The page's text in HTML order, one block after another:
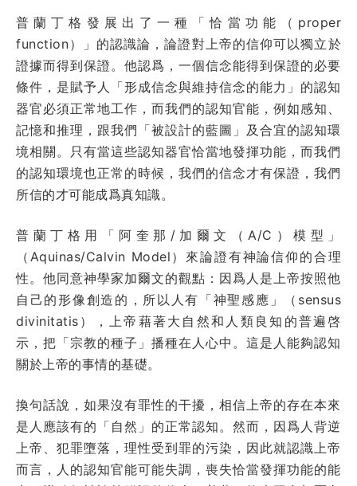
普蘭丁格發展出了一種「恰當功能（proper
function）」的認識論，論證對上帝的信仰可以獨立於
證據而得到保證。他認爲，一個信念能得到保證的必要
條件，是賦予人「形成信念與維持信念的能力」的認知
器官必須正常地工作，而我們的認知官能，例如感知、
記憶和推理，跟我們「被設計的藍圖」及合宜的認知環
境相關。只有當這些認知器官恰當地發揮功能，而我們
的認知環境也正常的時候，我們的信念才有保證，我們
所信的才可能成爲真知識。
普蘭丁格用「阿奎那/加爾文（A/C）模型」
（Aquinas/Calvin Model）來論證有神論信仰的合理
性。他同意神學家加爾文的觀點：因爲人是上帝按照他
自己的形像創造的，所以人有「神聖感應」（sensus
divinitatis），上帝藉著大自然和人類良知的普遍啓
示，把「宗教的種子」播種在人心中。這是人能夠認知
關於上帝的事情的基礎。
換句話說，如果沒有罪性的干擾，相信上帝的存在本來
是人應該有的「自然」的正常認知。然而，因爲人背逆
上帝、犯罪墮落，理性受到罪的污染，因此就認識上帝
而言，人的認知官能可能失調，喪失恰當發揮功能的能